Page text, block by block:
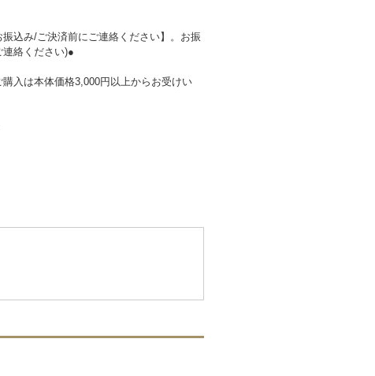
込み/ご決済前にご連絡ください】。お振
絡ください)●
入は本体価格3,000円以上からお受けい